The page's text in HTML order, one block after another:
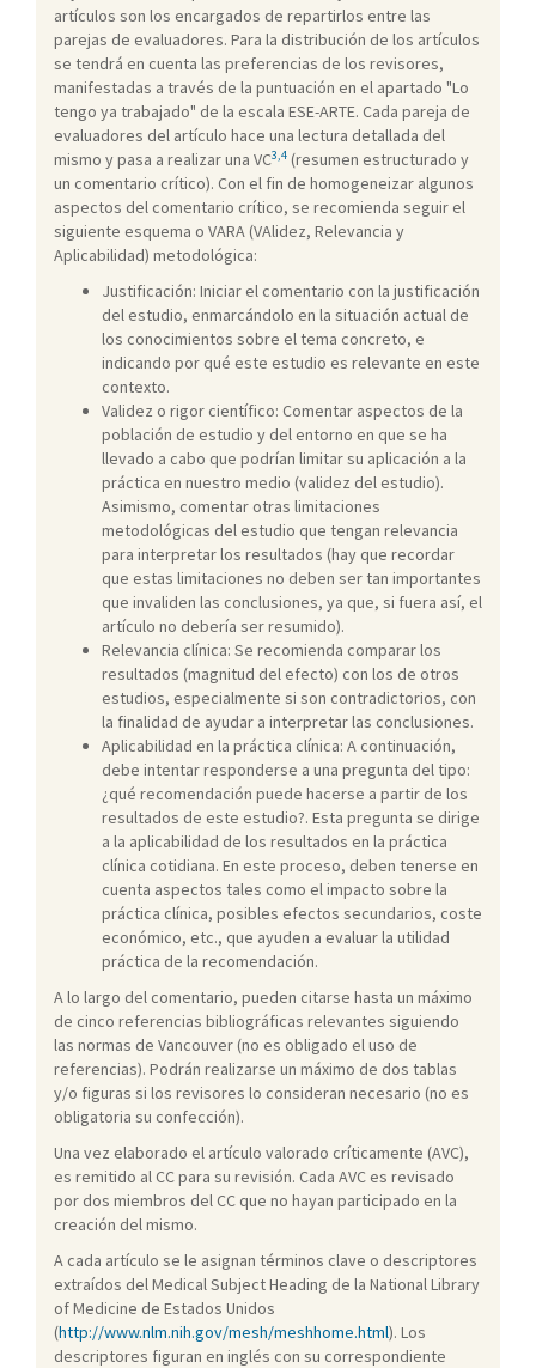
artículos son los encargados de repartirlos entre las
parejas de evaluadores. Para la distribución de los artículos
se tendrá en cuenta las preferencias de los revisores,
manifestadas a través de la puntuación en el apartado "Lo
tengo ya trabajado" de la escala ESE-ARTE. Cada pareja de
evaluadores del artículo hace una lectura detallada del
mismo y pasa a realizar una VC3,4 (resumen estructurado y
un comentario crítico). Con el fin de homogeneizar algunos
aspectos del comentario crítico, se recomienda seguir el
siguiente esquema o VARA (VAlidez, Relevancia y
Aplicabilidad) metodológica:
Justificación: Iniciar el comentario con la justificación
del estudio, enmarcándolo en la situación actual de
los conocimientos sobre el tema concreto, e
indicando por qué este estudio es relevante en este
contexto.
Validez o rigor científico: Comentar aspectos de la
población de estudio y del entorno en que se ha
llevado a cabo que podrían limitar su aplicación a la
práctica en nuestro medio (validez del estudio).
Asimismo, comentar otras limitaciones
metodológicas del estudio que tengan relevancia
para interpretar los resultados (hay que recordar
que estas limitaciones no deben ser tan importantes
que invaliden las conclusiones, ya que, si fuera así, el
artículo no debería ser resumido).
Relevancia clínica: Se recomienda comparar los
resultados (magnitud del efecto) con los de otros
estudios, especialmente si son contradictorios, con
la finalidad de ayudar a interpretar las conclusiones.
Aplicabilidad en la práctica clínica: A continuación,
debe intentar responderse a una pregunta del tipo:
¿qué recomendación puede hacerse a partir de los
resultados de este estudio?. Esta pregunta se dirige
a la aplicabilidad de los resultados en la práctica
clínica cotidiana. En este proceso, deben tenerse en
cuenta aspectos tales como el impacto sobre la
práctica clínica, posibles efectos secundarios, coste
económico, etc., que ayuden a evaluar la utilidad
práctica de la recomendación.
A lo largo del comentario, pueden citarse hasta un máximo
de cinco referencias bibliográficas relevantes siguiendo
las normas de Vancouver (no es obligado el uso de
referencias). Podrán realizarse un máximo de dos tablas
y/o figuras si los revisores lo consideran necesario (no es
obligatoria su confección).
Una vez elaborado el artículo valorado críticamente (AVC),
es remitido al CC para su revisión. Cada AVC es revisado
por dos miembros del CC que no hayan participado en la
creación del mismo.
A cada artículo se le asignan términos clave o descriptores
extraídos del Medical Subject Heading de la National Library
of Medicine de Estados Unidos
(http://www.nlm.nih.gov/mesh/meshhome.html). Los
descriptores figuran en inglés con su correspondiente